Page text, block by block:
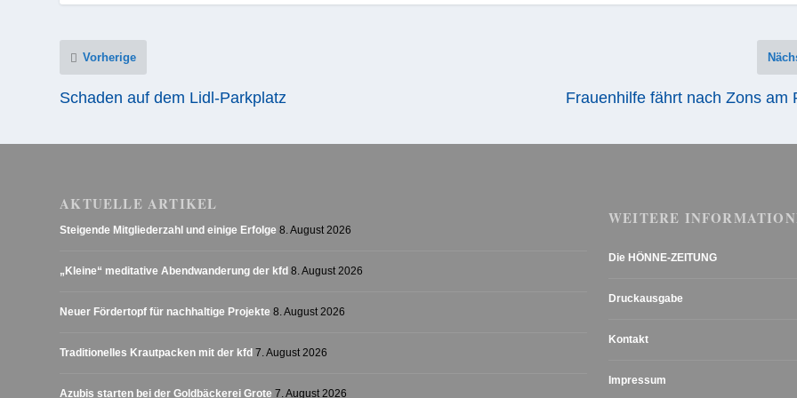
Vorherige
Schaden auf dem Lidl-Parkplatz Frauenhilfe fährt nach Zons am
AKTUELLE ARTIKEL
Steigende Mitgliederzahl und einige Erfolge 8. August 2026
„Kleine“ meditative Abendwanderung der kfd 8. August 2026
Neuer Fördertopf für nachhaltige Projekte 8. August 2026
Traditionelles Krautpacken mit der kfd 7. August 2026
Azubis starten bei der Goldbäckerei Grote 7. August 2026
WEITERE
Die HÖNNE-ZEITUNG
Druckausgabe
Kontakt
Impressum